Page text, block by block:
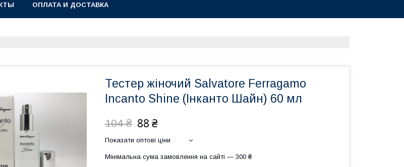
ОПЛАТА И ДОСТАВКА
Тестер жіночий Salvatore Ferragamo
Incanto Shine (Інканто Шайн) 60 мл
104 ₴ 88 ₴
Показати оптові ціни
Мінімальна сума замовлення на сайті — 300 ₴